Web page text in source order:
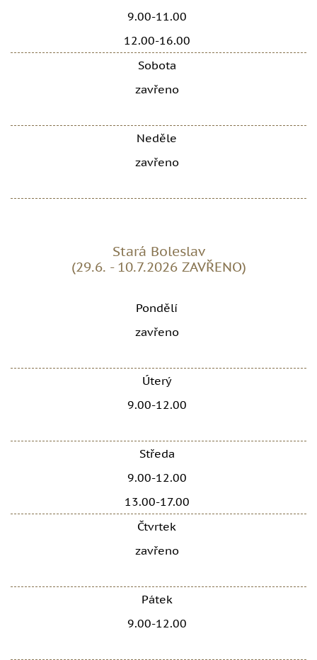
9.00-11.00
12.00-16.00
Sobota
zavřeno
Neděle
zavřeno
Stará Boleslav
(29.6. - 10.7.2026 ZAVŘENO)
Pondělí
zavřeno
Úterý
9.00-12.00
Středa
9.00-12.00
13.00-17.00
Čtvrtek
zavřeno
Pátek
9.00-12.00